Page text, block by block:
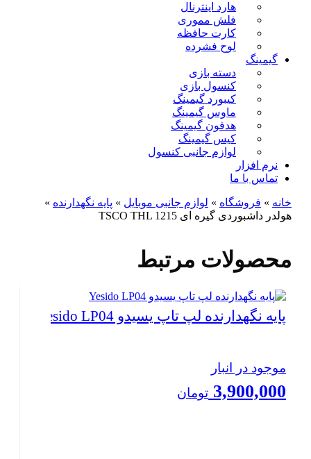
هارد اینترنال
فلش مموری
کارت حافظه
لوح فشرده
گیمینگ
دسته بازی
کنسول بازی
کیبورد گیمینگ
ماوس گیمینگ
هدفون گیمینگ
کیس گیمینگ
لوازم جانبی کنسول
نرم افزار
تماس با ما
خانه » فروشگاه » لوازم جانبی موبایل » پایه نگهدارنده »
هولدر داشبوردی گیره ای TSCO THL 1215
محصولات مرتبط
پایه نگهدارنده لپ تاپ یسیدو Yesido LP04
موجود در انبار
3,900,000 تومان